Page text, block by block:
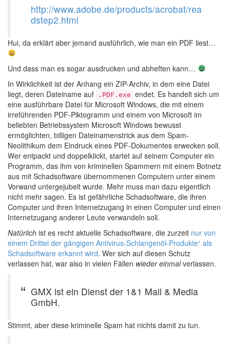
http://www.adobe.de/products/acrobat/rea
dstep2.html
Hui, da erklärt aber jemand ausführlich, wie man ein PDF liest…
Und dass man es sogar ausdrucken und abheften kann…
In Wirklichkeit ist der Anhang ein ZIP-Archiv, in dem eine Datei
liegt, deren Dateiname auf
.PDF.exe endet. Es handelt sich um
eine ausführbare Datei für Microsoft Windows, die mit einem
irreführenden PDF-Piktogramm und einem von Microsoft im
beliebten Betriebssystem Microsoft Windows bewusst
ermöglichten, billigen Dateinamenstrick aus dem Spam-
Neolithikum dem Eindruck eines PDF-Dokumentes erwecken soll.
Wer entpackt und doppelklickt, startet auf seinem Computer ein
Programm, das ihm von kriminellen Spammern mit einem Botnetz
aus mit Schadsoftware übernommenen Computern unter einem
Vorwand untergejubelt wurde. Mehr muss man dazu eigentlich
nicht mehr sagen. Es ist gefährliche Schadsoftware, die ihren
Computer und ihren Internetzugang in einen Computer und einen
Internetzugang anderer Leute verwandeln soll.
Natürlich ist es recht aktuelle Schadsoftware, die zurzeit nur von
einem Drittel der gängigen Antivirus-Schlangenöl-Produkte¹ als
Schadsoftware erkannt wird. Wer sich auf diesen Schutz
verlassen hat, war also in vielen Fällen wieder einmalverlassen.
GMX ist ein Dienst der 1&1 Mail & Media
GmbH.
Stimmt, aber diese kriminelle Spam hat nichts damit zu tun.